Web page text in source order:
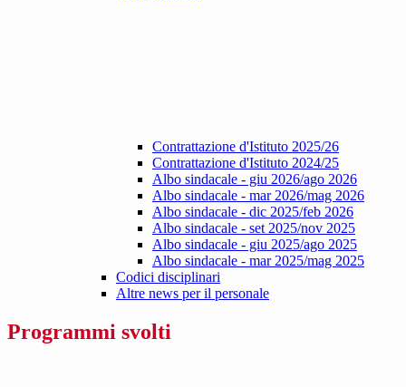
Contrattazione d'Istituto 2025/26
Contrattazione d'Istituto 2024/25
Albo sindacale - giu 2026/ago 2026
Albo sindacale - mar 2026/mag 2026
Albo sindacale - dic 2025/feb 2026
Albo sindacale - set 2025/nov 2025
Albo sindacale - giu 2025/ago 2025
Albo sindacale - mar 2025/mag 2025
Codici disciplinari
Altre news per il personale
Programmi svolti